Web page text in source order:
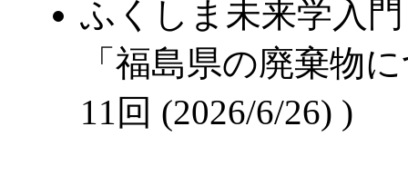
ふくしま未来学入
「福島県の廃棄物
11回 (2026/6/26) )